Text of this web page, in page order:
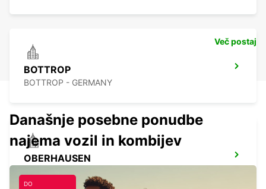
BOTTROP
BOTTROP - GERMANY
OBERHAUSEN
Več postaj
Današnje posebne ponudbe
najema vozil in kombijev
DO